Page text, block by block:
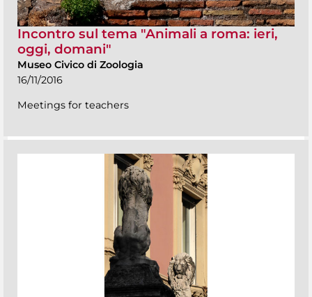
Incontro sul tema "Animali a roma: ieri,
oggi, domani"
Museo Civico di Zoologia
16/11/2016
Meetings for teachers